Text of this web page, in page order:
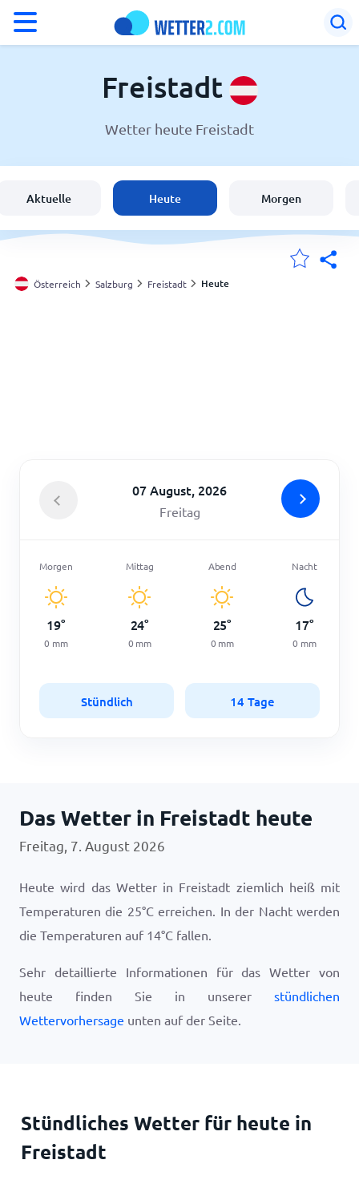
Wetter in Freistadt
Schweiz
Deutschland
Freistadt
Wetter heute Freistadt
Aktuelle Heute Morgen
Österreich Salzburg Freistadt Heute
07 August, 2026
Freitag
Morgen
19°
0 mm
Mittag
24°
0 mm
Abend
25°
0 mm
Nacht
17°
0 mm
Stündlich 14 Tage
Das Wetter in Freistadt heute
Freitag, 7. August 2026
Heute wird das Wetter in Freistadt ziemlich heiß mit
Temperaturen die 25°Cerreichen. In der Nacht werden
die Temperaturen auf 14°C fallen.
Sehr detaillierte Informationen für das Wetter von
heute finden Sie in unserer stündlichen
Wettervorhersage unten auf der Seite.
Stündliches Wetter für heute in
Freistadt